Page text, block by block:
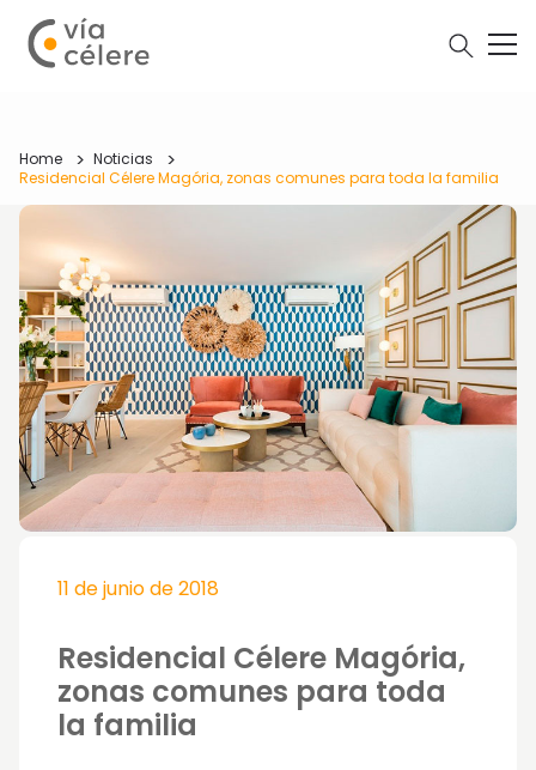
Home
Noticias
Residencial Célere Magória, zonas comunes para toda la familia
11 de junio de 2018
Residencial Célere Magória,
zonas comunes para toda
la familia